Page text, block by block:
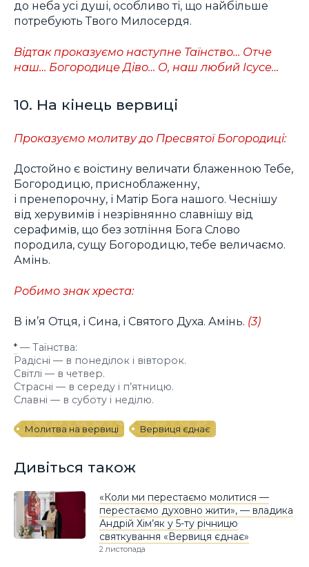
до неба усі душі, особливо ті, що найбільше
потребують Твого Милосердя.
Відтак проказуємо наступне Таїнство… Отче
наш… Богородице Діво… О, наш любий Ісусе…
10. На кінець вервиці
Проказуємо молитву до Пресвятої Богородиці:
Достойно є воістину величати блаженною Тебе,
Богородицю, присноблаженну,
і пренепорочну, і Матір Бога нашого. Чеснішу
від херувимів і незрівнянно славнішу від
серафимів, що без зотління Бога Слово
породила, сущу Богородицю, тебе величаємо.
Амінь.
Робимо знак хреста:
В ім’я Отця, і Сина, і Святого Духа. Амінь. (3)
* — Таїнства:
Радісні — в понеділок і вівторок.
Світлі — в четвер.
Страсні — в середу і п’ятницю.
Славні — в суботу і неділю.
Молитва на вервиці Вервиця єднає
Дивіться також
«Коли ми перестаємо молитися —
перестаємо духовно жити», — владика
Андрій Хім’як у 5-ту річницю
святкування «Вервиця єднає»
2 листопада